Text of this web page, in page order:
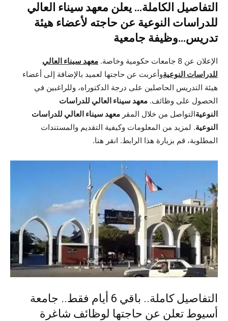
التفاصيل الكاملة… يعلن معهد سيناء العالي
للدراسات النوعية عن حاجته لأعضاء هيئة
تدريس…وظيفة جامعية
الإعلان عن 8 جامعات حكومية وخاصة.
معهد سيناء العالي
للدراسات النوعيةوأعربت عن حاجتها لعميد بالإضافة إلى أعضاء
هيئة التدريس الحاصلين على درجة الدكتوراه، وللراغبين في
الحصول على وظائف. معهد سيناء العالي للدراسات
النوعيةالتواصل من خلال المقر معهد سيناء العالي للدراسات
النوعية. لمزيد من المعلومات وكيفية التقديم والمستندات
المطلوبة، قم بزيارة هذا الرابط. انقر هنا.
التفاصيل كاملة.. باقي 6 أيام فقط.. جامعة
أسيوط تعلن عن حاجتها لوظائف شاغرة